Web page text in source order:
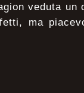
veduta un
ma